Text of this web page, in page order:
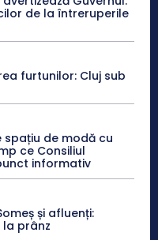
de la întreruperile
furtunilor: Cluj sub
spațiu de modă cu
ce Consiliul
informativ
și afluenți:
prânz